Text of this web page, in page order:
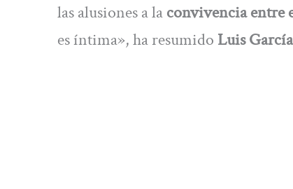
las alusiones a laconvivencia entre
es íntima», ha resumido Luis